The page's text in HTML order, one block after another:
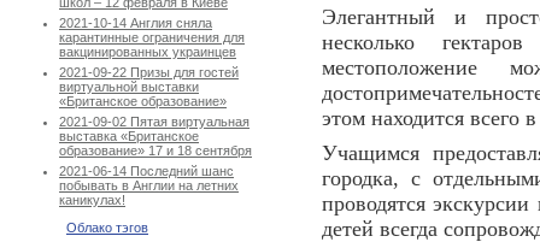
2021-10-14 Англия сняла
карантинные ограничения для
вакцинированных украинцев
2021-09-22 Призы для гостей
виртуальной выставки
«Британское образование»
2021-09-02 Пятая виртуальная
выставка «Британское
образование» 17 и 18 сентября
2021-06-14 Последний шанс
побывать в Англии на летних
каникулах!
Облако тэгов
Элегантный и
несколько
местоположение
этом находится всего
Учащимся
городка, с
проводятся
детей всегда